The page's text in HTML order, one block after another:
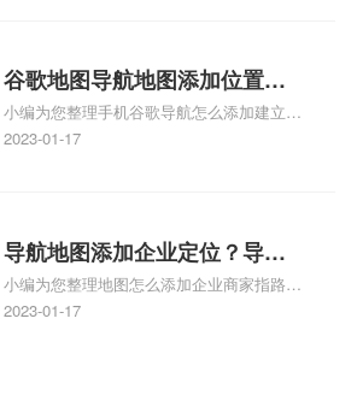
服务中心位置、抖音突然不显示定位了相关
地图标注知识，详情可查看下方正文！
谷歌地图导航地图添加位置？
添加谷歌地图导航位置？
小编为您整理手机谷歌导航怎么添加建立多
人位置、如何在地图，谷歌地图添加公司位
2023-01-17
导航地图添加企业定位？导航
定位企业？
小编为您整理地图怎么添加企业商家指路人
地图标注服务中心铺名称、地图怎么添加企
2023-01-17